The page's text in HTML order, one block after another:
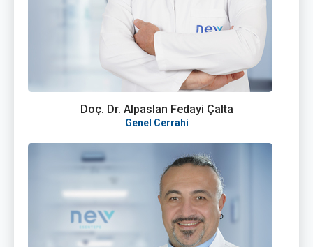
Doç. Dr. Alpaslan Fedayi Çalta
Genel Cerrahi